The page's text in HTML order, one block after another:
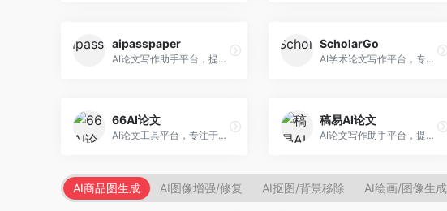
aipasspaper
AI论文写作助手平台，提供智能化的学术写作支持。面向大学生和研究人员，支持多种学科论文生成，提供参考文献管理和格式规范服务，写作效率高。
ScholarGo
AI学术论文写作平台，专注于理工科领域的逻辑构建。面向理工科研究生和科研工作者，提供公式编辑、数据分析、论文结构优化等服务，理工科写作逻辑严谨。
66AI论文
AI论文工具平台，专注于高质量低查重论文生成。面向大学生和研究生，提供论文写作、降重修改等服务，生成内容原创度高，查重率低。
稿易AI论文
AI论文写作助手平台，提供智能化学术写作支持。面向高校学生，支持多种论文类型生成，提供参考文献管理和格式规范服务，操作流程简单。
AI商品图生成 AI图像增强/修复 AI抠图/背景移除 AI绘画/图像生成